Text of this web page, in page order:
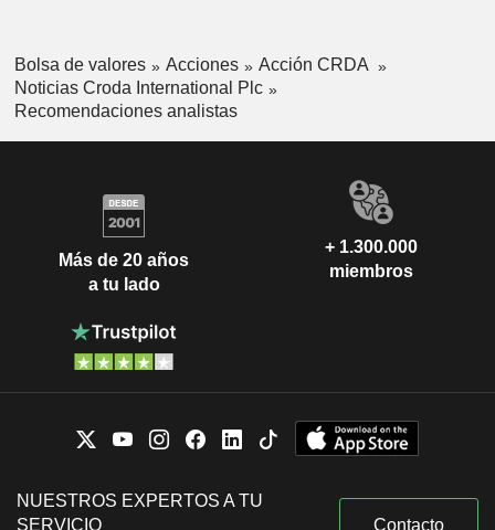
Bolsa de valores Acciones
Acción CRDA
Noticias Croda International Plc
Recomendaciones analistas
Más de 20 años
a tu lado
+ 1.300.000
miembros
NUESTROS EXPERTOS A TU
SERVICIO
Contacto